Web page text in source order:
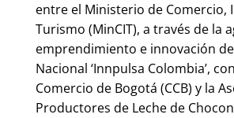
entre el Ministerio de Comercio,
Turismo (MinCIT), a través de la
emprendimiento e innovación
Nacional ‘Innpulsa Colombia’,
Comercio de Bogotá (CCB) y la
Productores de Leche de